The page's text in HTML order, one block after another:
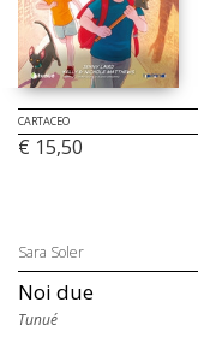
CARTACEO
€ 15,50
Sara Soler
Noi due
Tunué